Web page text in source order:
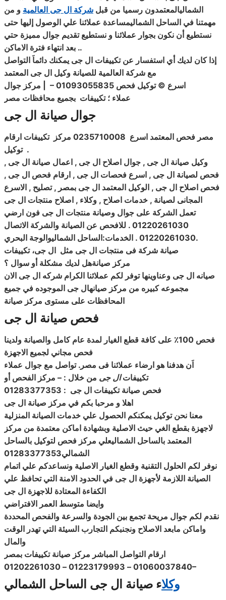
الشماليالمعتمدون رسميا من قبل شركة ال جى العالمية و من
مهمتنا في الساحل الشماليمساعدة عملائنا علي الوصول إليها حتى
نستطيع أن نكون بجوار عملائنا و نستطيع تقديم جوال مميزة حتي
..
إذا كان لديك أي استفسار عن تكييفات ال جى يمكنك دائماَ التواصل
مع شركة العالمية للصيانة وكيل ال جى المعتمد
اسرع © توكيل فحص 01093055835
– | مركز جوال
عملاء ؛ تكييفات بجميع محافظات مصر
جوال صيانة ال جى
مصر فحص المعتمد اسرع
تكييفات ارقام
توكيل .
وكيل صيانة ال جى , جوال اصلاح ال جى , اعمال صيانة ال جى ,
فحص لصيانة ال جى , اسرع فحصات ال جى , ارقام فحص ال جى ,
فحص اصلاح ال جى , الوكيل المعتمد ال جى بمصر , تصليح , الاسرع
المجانى لصيانة , خدمات اصلاح , وكلاء , اصلاح منتجات ال جى
تعمل الشركة على جوال وصيانة منتجات ال جى فون ارضي
01220261030 . للافحص عن الصيانة والشركة الاتصال
01220261030 . الخدمات:الساحل الشماليوالوجة البحري.
صيانة شركة فى منتجات ال جى مثل ال جى، تكييفات
مركز صيانةهل لديك مشكلة أو سوال ؟
صيانه ال جى وعناوينها توفر لكم عملائنا الكرام شركه ال جى الان
مجموعه كبيره من مركز صيانهال جى الموجوده في جميع
المحافظات على مستوى مركز صيانة
فحص صيانة ال جى
فحص 100٪ على كافة قطع الغيار لمدة عام كامل والصيانة ولدينا
فحص مجاني لجميع الاجهزة
اَن هدفنا هو ارضاء عملائنا فى مصر. تواصل مع جوال عملاء
تكييفات ال جى من خلال : – مركز الفحص أو
فحص صيانة تكييفات ال جى : 01283377353
اهلا و مرحبا بكم في مركز صيانة ال جى
معنا نحن توكيل يمكنكم الحصول علي خدمات الصيانة المنزلية
لاجهزة بقطع الغي حيث الاصلية وبشهادة اماكن معتمدة من مركز
المعتمد بالساحل الشماليعلي مركز فحص لتوكيل بالساحل
الشمالي01283377353
نوفر لكم الحلول التقنية وقطع الغيار الاصلية ونساعدكم علي اتمام
الصيانة اللازمة لأجهزة ال جى في الحدود الامنة التي تحافظ علي
الكفاءة المعتادة للاجهزة ال جى
وايضا متوسط العمر الافتراضي
نقدم لكم جوال مريحة تجمع بين الجودة والسرعة والفحص المحددة
واماكن مابعد الاصلاح ونجنبكم التجارب السيئة التي تهدر الوقت
والمال
ارقام التواصل المباشر مركز صيانة تكييفات بمصر
01060037840 – 01223179993 – 01202261030–
وكلاء صيانة ال جى الساحل الشمالي